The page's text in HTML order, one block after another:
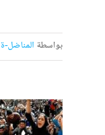
بواسطة المناضل-ة